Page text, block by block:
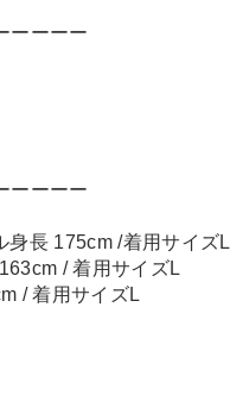
ーーーー
ーーーー
長 175cm /着用サイズL
/ 着用サイズL
/ 着用サイズL